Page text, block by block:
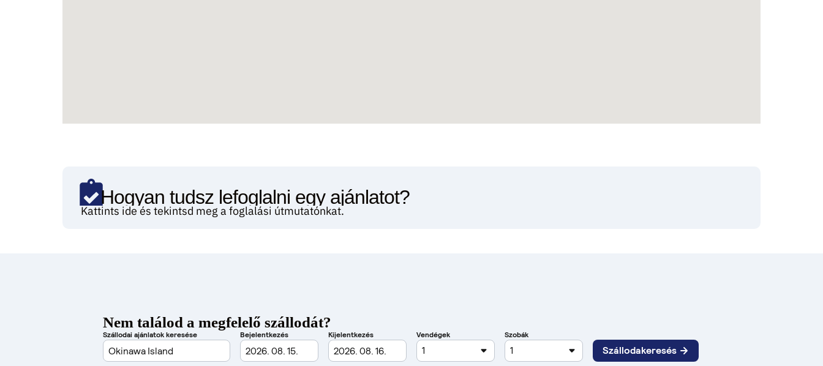
Hogyan tudsz lefoglalni egy ajánlatot?
Kattints ide és tekintsd meg a foglalási útmutatónkat.
Nem találod a megfelelő szállodát?